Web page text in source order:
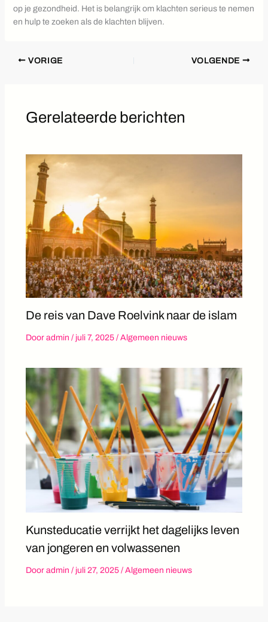
op je gezondheid. Het is belangrijk om klachten serieus te nemen
en hulp te zoeken als de klachten blijven.
VORIGE VOLGENDE
Gerelateerde berichten
De reis van Dave Roelvink naar de islam
Door admin / juli 7, 2025 / Algemeen nieuws
Kunsteducatie verrijkt het dagelijks leven
van jongeren en volwassenen
Door admin / juli 27, 2025 / Algemeen nieuws